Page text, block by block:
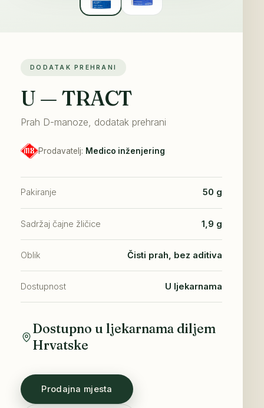
DODATAK PREHRANI
U — TRACT
Prah D-manoze, dodatak prehrani
Prodavatelj: Medico inženjering
Pakiranje 50 g
Sadržaj čajne žličice 1,9 g
Oblik Čisti prah, bez aditiva
Dostupnost U ljekarnama
Dostupno u ljekarnama diljem
Hrvatske
Prodajna mjesta